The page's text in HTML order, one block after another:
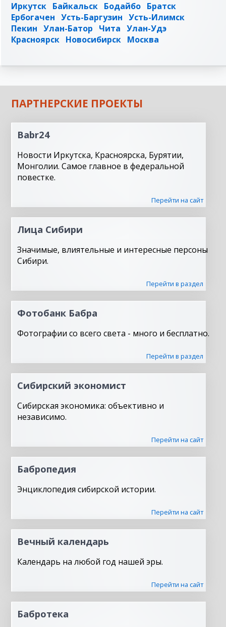
Иркутск Байкальск Бодайбо Братск
Ербогачен Усть-Баргузин Усть-Илимск
Пекин Улан-Батор Чита Улан-Удэ
Красноярск Новосибирск Москва
ПАРТНЕРСКИЕ ПРОЕКТЫ
Babr24
Новости Иркутска, Красноярска, Бурятии,
Монголии. Самое главное в федеральной
повестке.
Перейти на сайт
Лица Сибири
Значимые, влиятельные и интересные персоны
Сибири.
Перейти в раздел
Фотобанк Бабра
Фотографии со всего света - много и бесплатно.
Перейти в раздел
Сибирский экономист
Сибирская экономика: объективно и
независимо.
Перейти на сайт
Бабропедия
Энциклопедия сибирской истории.
Перейти на сайт
Вечный календарь
Календарь на любой год нашей эры.
Перейти на сайт
Бабротека